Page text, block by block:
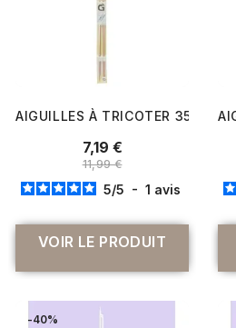
AIGUILLES À TRICOTER 35 CM
7,19 €
11,99 €
5/5 - 1 avis
VOIR LE PRODUIT
-40%